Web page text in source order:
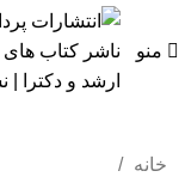
منو
خانه